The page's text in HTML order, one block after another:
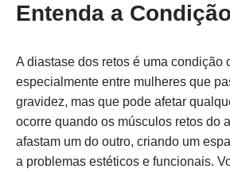
Entenda a Condição
A diastase dos retos é uma condição
especialmente entre mulheres que
gravidez, mas que pode afetar
ocorre quando os músculos retos do
afastam um do outro, criando um
a problemas estéticos e funcionais.